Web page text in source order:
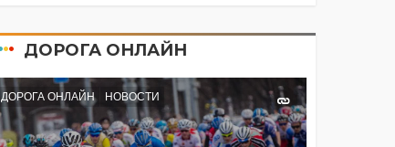
ДОРОГА ОНЛАЙН
ДОРОГА ОНЛАЙН НОВОСТИ